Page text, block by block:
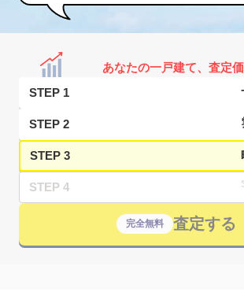
あなたの一戸建て、査定
STEP 1
STEP 2
STEP 3
STEP 4
完全無料 査定する